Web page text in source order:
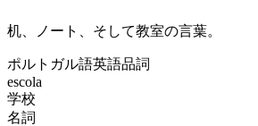
机、ノート、そして教室の言葉。
ポルトガル語英語品詞
escola
学校
名詞